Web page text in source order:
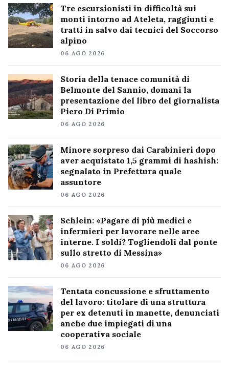
Tre escursionisti in difficoltà sui
monti intorno ad Ateleta, raggiunti e
tratti in salvo dai tecnici del Soccorso
alpino
06 AGO 2026
Storia della tenace comunità di
Belmonte del Sannio, domani la
presentazione del libro del giornalista
Piero Di Primio
06 AGO 2026
Minore sorpreso dai Carabinieri dopo
aver acquistato 1,5 grammi di hashish:
segnalato in Prefettura quale
assuntore
06 AGO 2026
Schlein: «Pagare di più medici e
infermieri per lavorare nelle aree
interne. I soldi? Togliendoli dal ponte
sullo stretto di Messina»
06 AGO 2026
Tentata concussione e sfruttamento
del lavoro: titolare di una struttura
per ex detenuti in manette, denunciati
anche due impiegati di una
cooperativa sociale
06 AGO 2026